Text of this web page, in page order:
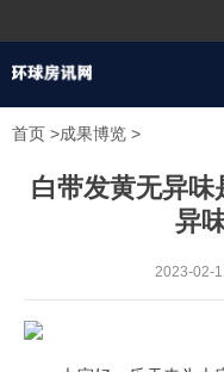
首页 >成果博览 >
白带发黄无异
异
2023-02-